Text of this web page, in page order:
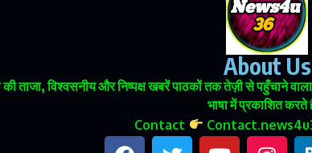
About Us
ताजा, विश्वसनीय और निष्पक्ष खबरें पाठकों तक तेज़ी से पहुँचाने
भाषा में प्रकाशित करते
Contact